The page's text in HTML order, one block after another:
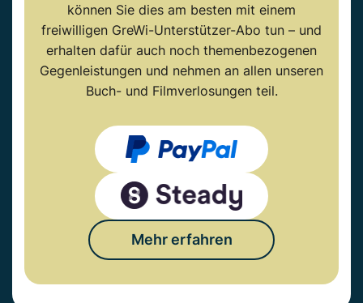
können Sie dies am besten mit einem
freiwilligen GreWi-Unterstützer-Abo tun – und
erhalten dafür auch noch themenbezogenen
Gegenleistungen und nehmen an allen unseren
Buch- und Filmverlosungen teil.
Mehr erfahren